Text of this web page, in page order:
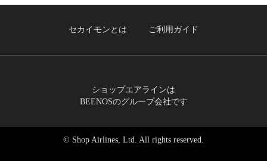
セカイモンとは ご利用ガイド
ショップエアラインは
BEENOSのグループ会社です
© Shop Airlines, Ltd. All rights reserved.